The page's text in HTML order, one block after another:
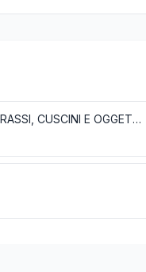
MOBILI; OGGETTI LETTERECCI, MATERASSI, SUPPORTI PER MATERASSI, CUSCINI E OGGETTI DI ARREDAMENTO SIMILI, IMBOTTITI; APPARECCHI PER L'ILLUMINAZIONE NON NOMINATI NÉ COMPRESI ALTROVE; INSEGNE LUMINOSE, TARGHETTE INDICATRICI LUMINOSE ED OGGETTI SIMILI; COSTRUZIONI PREFABBRICATE